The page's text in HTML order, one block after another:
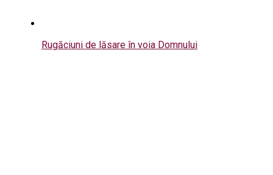
Rugăciuni de lăsare în voia Domnului